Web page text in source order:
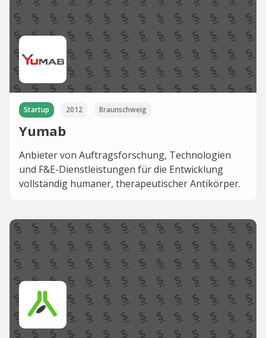
Startup 2012 Braunschweig
Yumab
Anbieter von Auftragsforschung, Technologien
und F&E-Dienstleistungen für die Entwicklung
vollständig humaner, therapeutischer Antikörper.